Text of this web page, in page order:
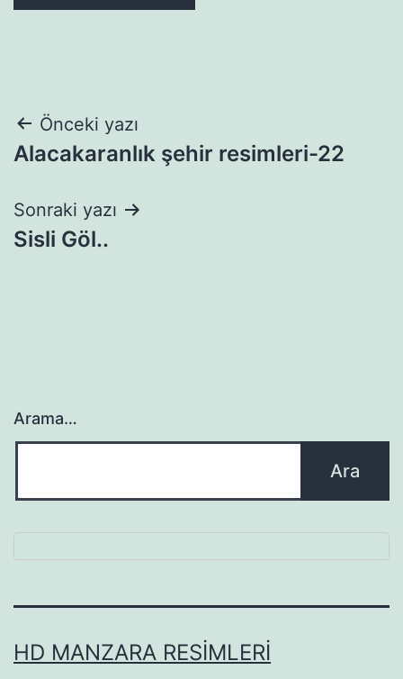
Yazı
gezinmesi
Önceki yazı
Alacakaranlık şehir resimleri-22
Sonraki yazı
Sisli Göl..
Arama…
HD MANZARA RESIMLERI